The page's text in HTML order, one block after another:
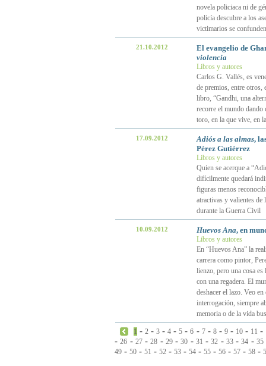
novela policiaca ni de
policía descubre a los
victimarios se
21.10.2012
El evangelio de
violencia
Libros y autores
Carlos G. Vallés, es
de premios, entre otros,
libro, “Gandhi, una
recorre el mundo dando
toro, en la que vive, en
17.09.2012 Adiós a las almas,
Pérez Gutiérrez
Libros y autores
Quien se acerque a
difícilmente quedará
figuras menos
atractivas y valientes de
durante la Guerra Civil
10.09.2012 Huevos Ana, en
Libros y autores
En “Huevos Ana” la
carrera como pintor,
lienzo, pero una cosa
con una regadera. El
deshacer el lazo. Veo
interrogación, siempre
memoria o de la vida
1 -2 -3 -4 -5 -6 - 7- 8- 9- 10- 11 -
-26 - 27-28 - 29-30 - 31 -32 - 33-34 - 35
49 - 50 - 51 - 52 - 53 - 54 - 55 - 56 - 57 - 58 -